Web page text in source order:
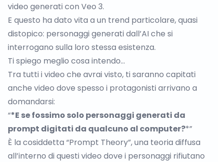
video generati con Veo 3.
E questo ha dato vita a un trend particolare, quasi
distopico: personaggi generati dall’AI che si
interrogano sulla loro stessa esistenza.
Ti spiego meglio cosa intendo…
Tra tutti i video che avrai visto, ti saranno capitati
anche video dove spesso i protagonisti arrivano a
domandarsi:
“*E se fossimo solo personaggi generati da
prompt digitati da qualcuno al computer?*”
È la cosiddetta “Prompt Theory”, una teoria diffusa
all’interno di questi video dove i personaggi rifiutano